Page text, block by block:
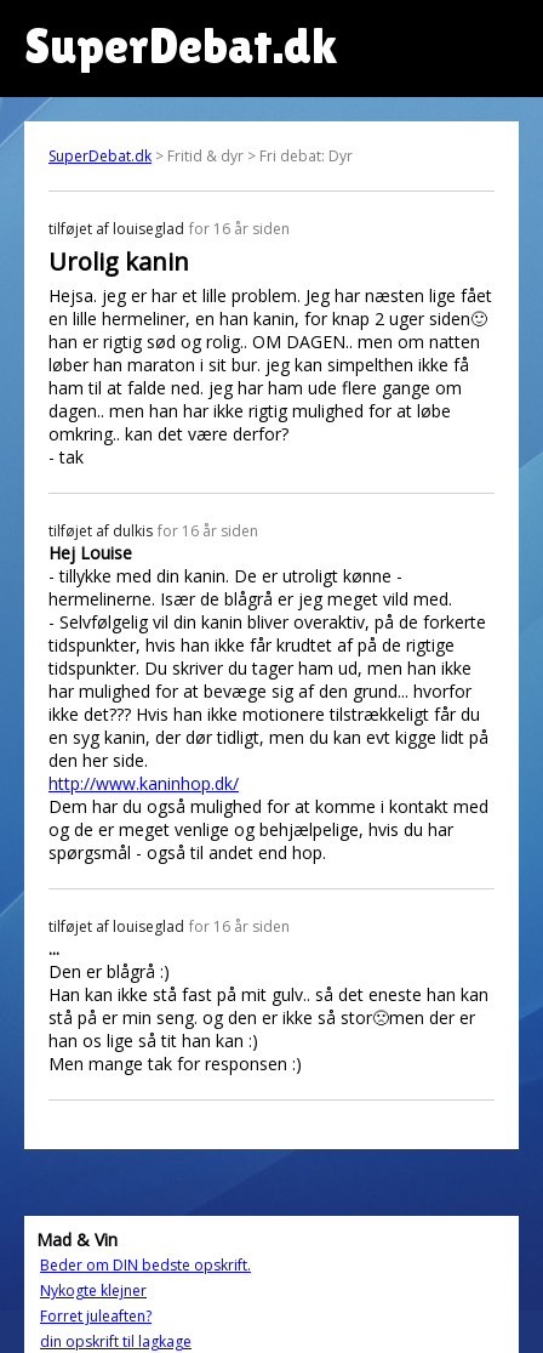
SuperDebat.dk
SuperDebat.dk > Fritid & dyr > Fri debat: Dyr
tilføjet af louiseglad for 16 år siden
Urolig kanin
Hejsa. jeg er har et lille problem. Jeg har næsten lige fået
en lille hermeliner, en han kanin, for knap 2 uger siden🙂
han er rigtig sød og rolig.. OM DAGEN.. men om natten
løber han maraton i sit bur. jeg kan simpelthen ikke få
ham til at falde ned. jeg har ham ude flere gange om
dagen.. men han har ikke rigtig mulighed for at løbe
omkring.. kan det være derfor?
- tak
tilføjet af dulkis for 16 år siden
Hej Louise
- tillykke med din kanin. De er utroligt kønne -
hermelinerne. Især de blågrå er jeg meget vild med.
- Selvfølgelig vil din kanin bliver overaktiv, på de forkerte
tidspunkter, hvis han ikke får krudtet af på de rigtige
tidspunkter. Du skriver du tager ham ud, men han ikke
har mulighed for at bevæge sig af den grund... hvorfor
ikke det??? Hvis han ikke motionere tilstrækkeligt får du
en syg kanin, der dør tidligt, men du kan evt kigge lidt på
den her side.
http://www.kaninhop.dk/
Dem har du også mulighed for at komme i kontakt med
og de er meget venlige og behjælpelige, hvis du har
spørgsmål - også til andet end hop.
tilføjet af louiseglad for 16 år siden
...
Den er blågrå :)
Han kan ikke stå fast på mit gulv.. så det eneste han kan
stå på er min seng. og den er ikke så stor🙁men der er
han os lige så tit han kan :)
Men mange tak for responsen :)
Mad & Vin
Beder om DIN bedste opskrift.
Nykogte klejner
Forret juleaften?
din opskrift til lagkage